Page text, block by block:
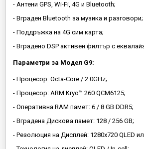
- Антени GPS, Wi-Fi, 4G и Bluetooth;
- Вграден Bluetooth за музика и разговори;
- Поддръжка на 4G сим карта;
- Вградено DSP активен филтър с
Параметри за Модел G9:
- Процесор: Octa-Core / 2.0GHz;
- Процесор: ARM Kryo™ 260 QCM6125;
- Оперативна RAM памет: 6 / 8 GB DDR5;
- Вградена Дискова памет: 128 / 256 GB;
- Резолюция на Дисплей: 1280х720 QLED